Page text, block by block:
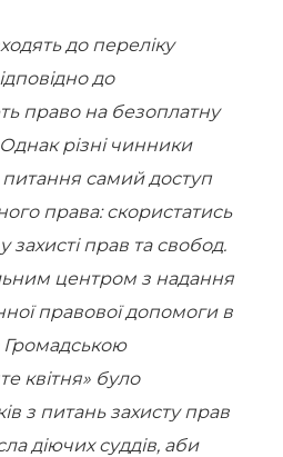
до переліку
до
право на безоплатну
різні чинники
питання самий доступ
права: скористатись
захисті прав та свобод.
центром з надання
правової допомоги в
Громадською
квітня» було
з питань захисту прав
діючих суддів, аби